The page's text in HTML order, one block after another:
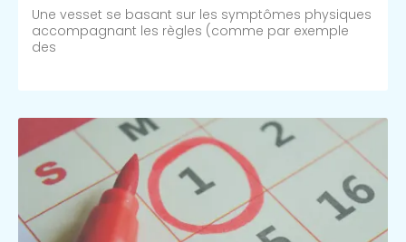
Une vesset se basant sur les symptômes physiques
accompagnant les règles (comme par exemple
des